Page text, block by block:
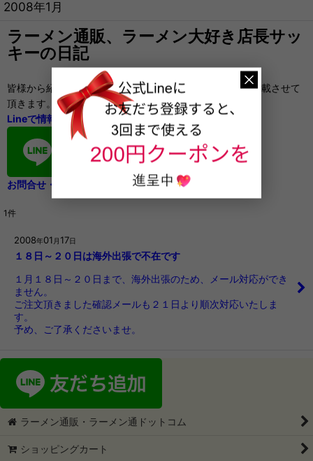
2008年1月
ラーメン通販、ラーメン大好き店長サッ
キーの日記
皆様から紹介したいラーメン店の情報を頂きましたら、掲載させて
頂きます。
Lineで情報を頂けると嬉しいです。
お問合せ・ご要望もお気軽に
1件
2008年01 月 17日
１８日～２０日は海外出張で不在です
１月１８日～２０日まで、海外出張のため、メール対応ができ
ません。
ご注文頂きました確認メールも２１日より順次対応いたしま
す。
予め、ご了承くださいませ。
ラーメン通販・ラーメン通ドットコム
ショッピングカート